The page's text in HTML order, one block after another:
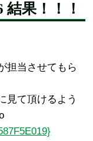
果！！！
担当させてもら
見て頂けるよう